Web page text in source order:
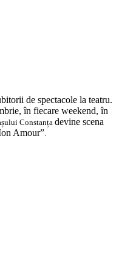
de spectacole la teatru.
în fiecare weekend, în
Constanța devine scena
Amour”